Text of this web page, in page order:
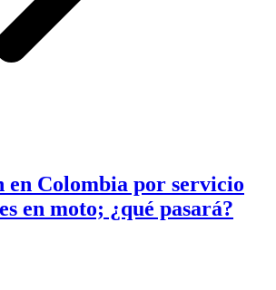
en Colombia por servicio
en moto; ¿qué pasará?